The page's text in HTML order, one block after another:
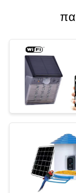
ΖΗΤΉΣΤΕ
ΜΙΑ
SITEMAP
ΠΟΛΙΤΙΚΉ